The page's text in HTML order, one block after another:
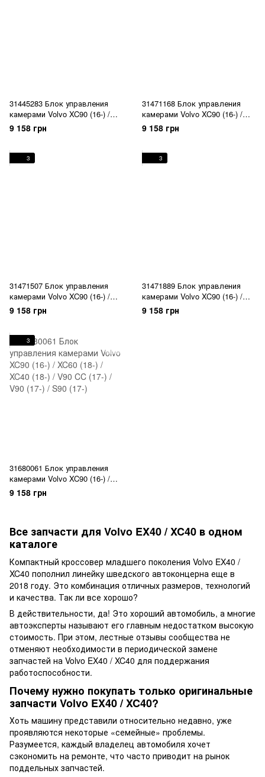
31445283 Блок управления
камерами Volvo XC90 (16-) /
XC60 (18-) / XC40 (18-) / V90 CC
(17-) / V90 (17-) / S90 (17-)
9 158 грн
31471168 Блок управления
камерами Volvo XC90 (16-) /
XC60 (18-) / XC40 (18-) / V90 CC
(17-) / V90 (17-) / S90 (17-)
9 158 грн
3
31471507 Блок управления
камерами Volvo XC90 (16-) /
XC60 (18-) / XC40 (18-) / V90 CC
(17-) / V90 (17-) / S90 (17-)
9 158 грн
3
31471889 Блок управления
камерами Volvo XC90 (16-) /
XC60 (18-) / XC40 (18-) / V90 CC
(17-) / V90 (17-) / S90 (17-)
9 158 грн
3
31680061 Блок управления
камерами Volvo XC90 (16-) /
XC60 (18-) / XC40 (18-) / V90 CC
(17-) / V90 (17-) / S90 (17-)
9 158 грн
Все запчасти для Volvo EX40 / XC40 в одном
каталоге
Компактный кроссовер младшего поколения Volvo EX40 /
XC40 пополнил линейку шведского автоконцерна еще в
2018 году. Это комбинация отличных размеров, технологий
и качества. Так ли все хорошо?
В действительности, да! Это хороший автомобиль, а многие
автоэксперты называют его главным недостатком высокую
стоимость. При этом, лестные отзывы сообщества не
отменяют необходимости в периодической замене
запчастей на Volvo EX40 / XC40 для поддержания
работоспособности.
Почему нужно покупать только оригинальные
запчасти Volvo EX40 / XC40?
Хоть машину представили относительно недавно, уже
проявляются некоторые «семейные» проблемы.
Разумеется, каждый владелец автомобиля хочет
сэкономить на ремонте, что часто приводит на рынок
поддельных запчастей.